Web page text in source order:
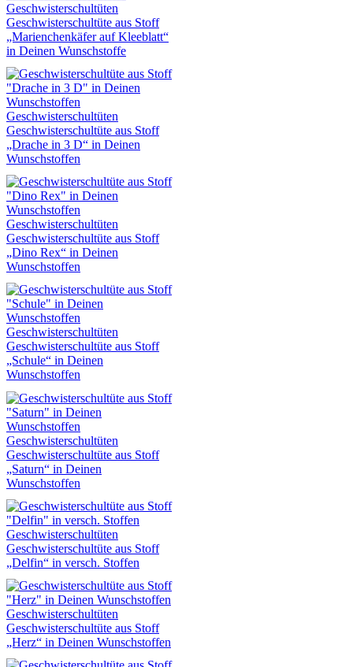
Geschwisterschultüten
Geschwisterschultüte aus Stoff
„Marienchenkäfer auf Kleeblatt“
in Deinen Wunschstoffe
Geschwisterschultüten
Geschwisterschultüte aus Stoff
„Drache in 3 D“ in Deinen
Wunschstoffen
Geschwisterschultüten
Geschwisterschultüte aus Stoff
„Dino Rex“ in Deinen
Wunschstoffen
Geschwisterschultüten
Geschwisterschultüte aus Stoff
„Schule“ in Deinen
Wunschstoffen
Geschwisterschultüten
Geschwisterschultüte aus Stoff
„Saturn“ in Deinen
Wunschstoffen
Geschwisterschultüten
Geschwisterschultüte aus Stoff
„Delfin“ in versch. Stoffen
Geschwisterschultüten
Geschwisterschultüte aus Stoff
„Herz“ in Deinen Wunschstoffen